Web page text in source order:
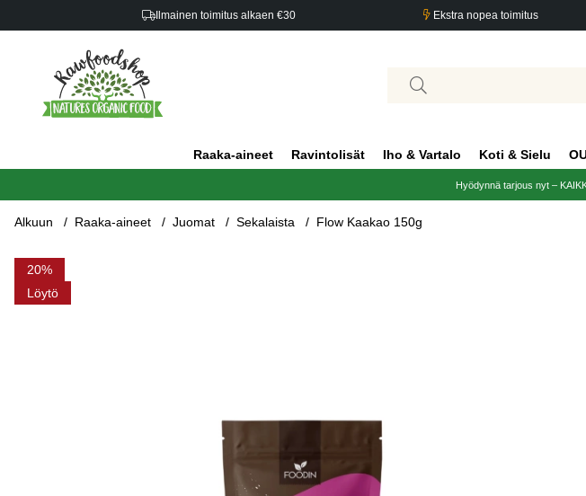
Ilmainen toimitus alkaen €30 Ekstra nopea toimitus
Raaka-aineet Ravintolisät Iho & Vartalo Koti & Sielu
Hyödynnä tarjous nyt –
Alkuun Raaka-aineet Juomat Sekalaista Flow Kaakao 150g
20
Löytö
Tuotekuvat Flow Kaakao 150g